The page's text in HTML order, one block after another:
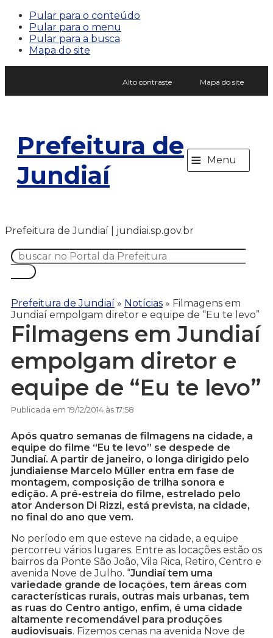
Pular para o conteúdo
Pular para o menu
Pular para a busca
Mapa do site
Alto contraste Mapa do site
Prefeitura de
Jundiaí
≡ Menu
Prefeitura de Jundiaí | jundiai.sp.gov.br
Prefeitura de Jundiaí » Notícias » Filmagens em
Jundiaí empolgam diretor e equipe de “Eu te levo”
Filmagens em Jundiaí
empolgam diretor e
equipe de “Eu te levo”
Publicada em 19/12/2014 às 17:58
Após quatro semanas de filmagens na cidade, a
equipe do filme “Eu te levo” se despede de
Jundiaí. A partir de janeiro, o longa dirigido pelo
jundiaiense Marcelo Müller entra em fase de
montagem, composição de trilha sonora e
edição. A pré-estreia do filme, estrelado pelo
ator Anderson Di Rizzi, está prevista, na cidade,
no final do ano que vem.
No período em que esteve na cidade, a equipe
percorreu vários lugares. Entre as locações estão os
bairros da Ponte São João, Vila Rica, Retiro, Centro e
avenida Nove de Julho. “Jundiaí tem uma
variedade grande de locações, tem áreas com
características rurais, outras mais urbanas, tem
as ruas do Centro antigo, enfim, é uma cidade
altamente recomendável para produções
audiovisuais. Fizemos cenas na avenida Nove de